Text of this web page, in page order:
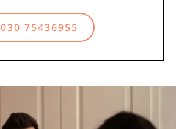
030 75436955